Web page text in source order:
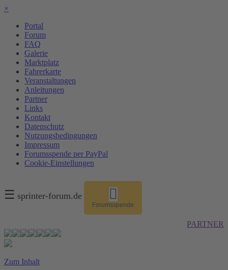
×
Portal
Forum
FAQ
Galerie
Marktplatz
Fahrerkarte
Veranstaltungen
Anleitungen
Partner
Links
Kontakt
Datenschutz
Nutzungsbedingungen
Impressum
Forumsspende per PayPal
Cookie-Einstellungen
☰ sprinter-forum.de
Forumsspende
PARTNER
Zum Inhalt